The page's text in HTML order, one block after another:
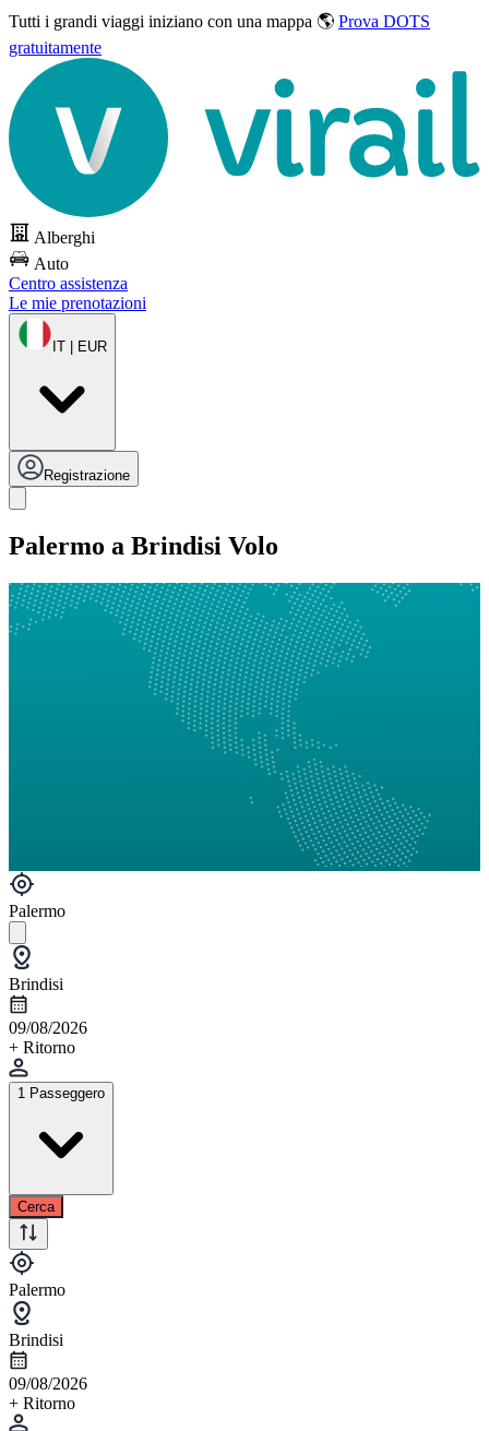
Tutti i grandi viaggi iniziano con una mappa 🌎 Prova DOTS
gratuitamente
Alberghi
Auto
Centro assistenza
Le mie prenotazioni
IT | EUR
Registrazione
Palermo a Brindisi Volo
Palermo
Brindisi
09/08/2026
+ Ritorno
1 Passeggero
Cerca
Palermo
Brindisi
09/08/2026
+ Ritorno